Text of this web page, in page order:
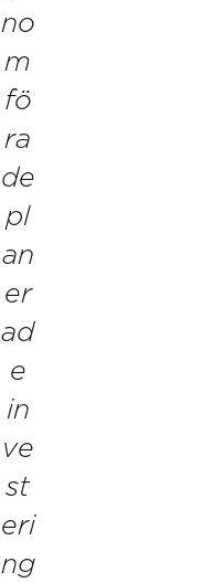
no
m
fö
ra
de
pl
an
er
ad
e
in
ve
st
eri
ng